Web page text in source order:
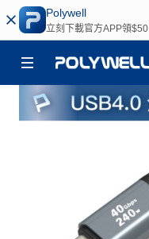
Polywell
立刻下載官方APP領$50